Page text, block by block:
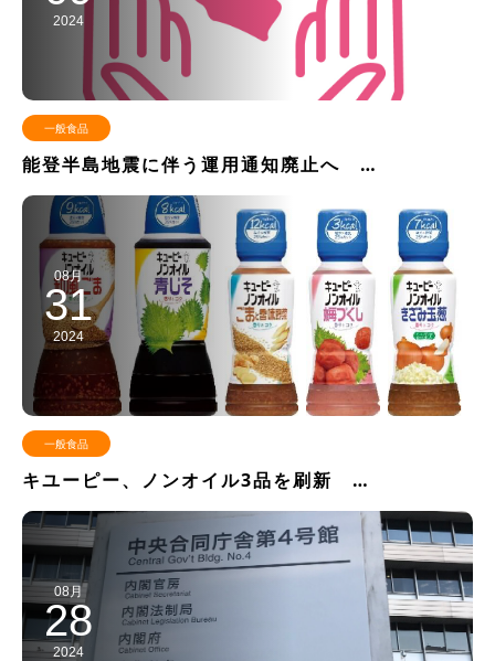
2024
一般食品
能登半島地震に伴う運用通知廃止へ …
08月
31
2024
一般食品
キユーピー、ノンオイル3品を刷新 …
08月
28
2024